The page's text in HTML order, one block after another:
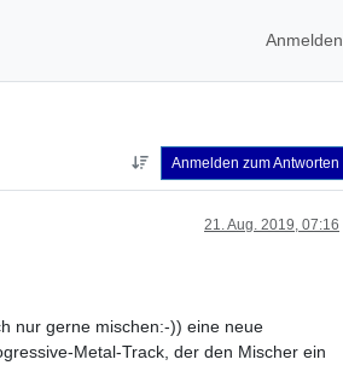
Anmelden
Anmelden zum Antworten
21. Aug. 2019, 07:16
nur gerne mischen:-)) eine neue
Metal-Track, der den Mischer ein